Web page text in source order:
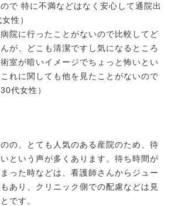
で 特に不満などはなく安心して通院出
性）
院に行ったことがないので比較してど
が、どこも清潔ですし気になるところ
室が暗いイメージでちょっと怖いとい
れに関しても他を見たことがないので
代女性）
の、とても人気のある産院のため、待
という声が多くあります。待ち時間が
った時などは、看護師さんからジュー
あり、クリニック側での配慮などは見
です。